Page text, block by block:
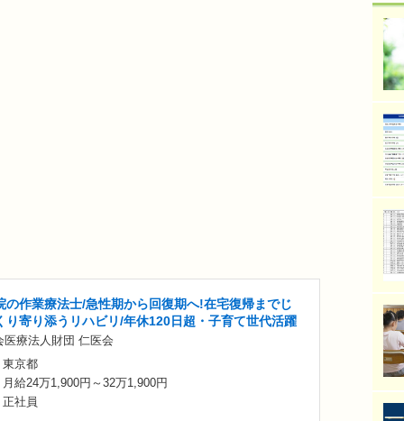
の作業療法士/急性期から回復期へ!在宅復帰までじ
り寄り添うリハビリ/年休120日超・子育て世代活躍
医療法人財団 仁医会
東京都
月給24万1,900円～32万1,900円
正社員